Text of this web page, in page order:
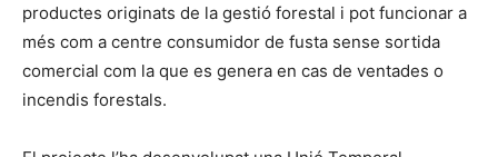
productes originats de la gestió forestal i pot funcionar a
més com a centre consumidor de fusta sense sortida
comercial com la que es genera en cas de ventades o
incendis forestals.